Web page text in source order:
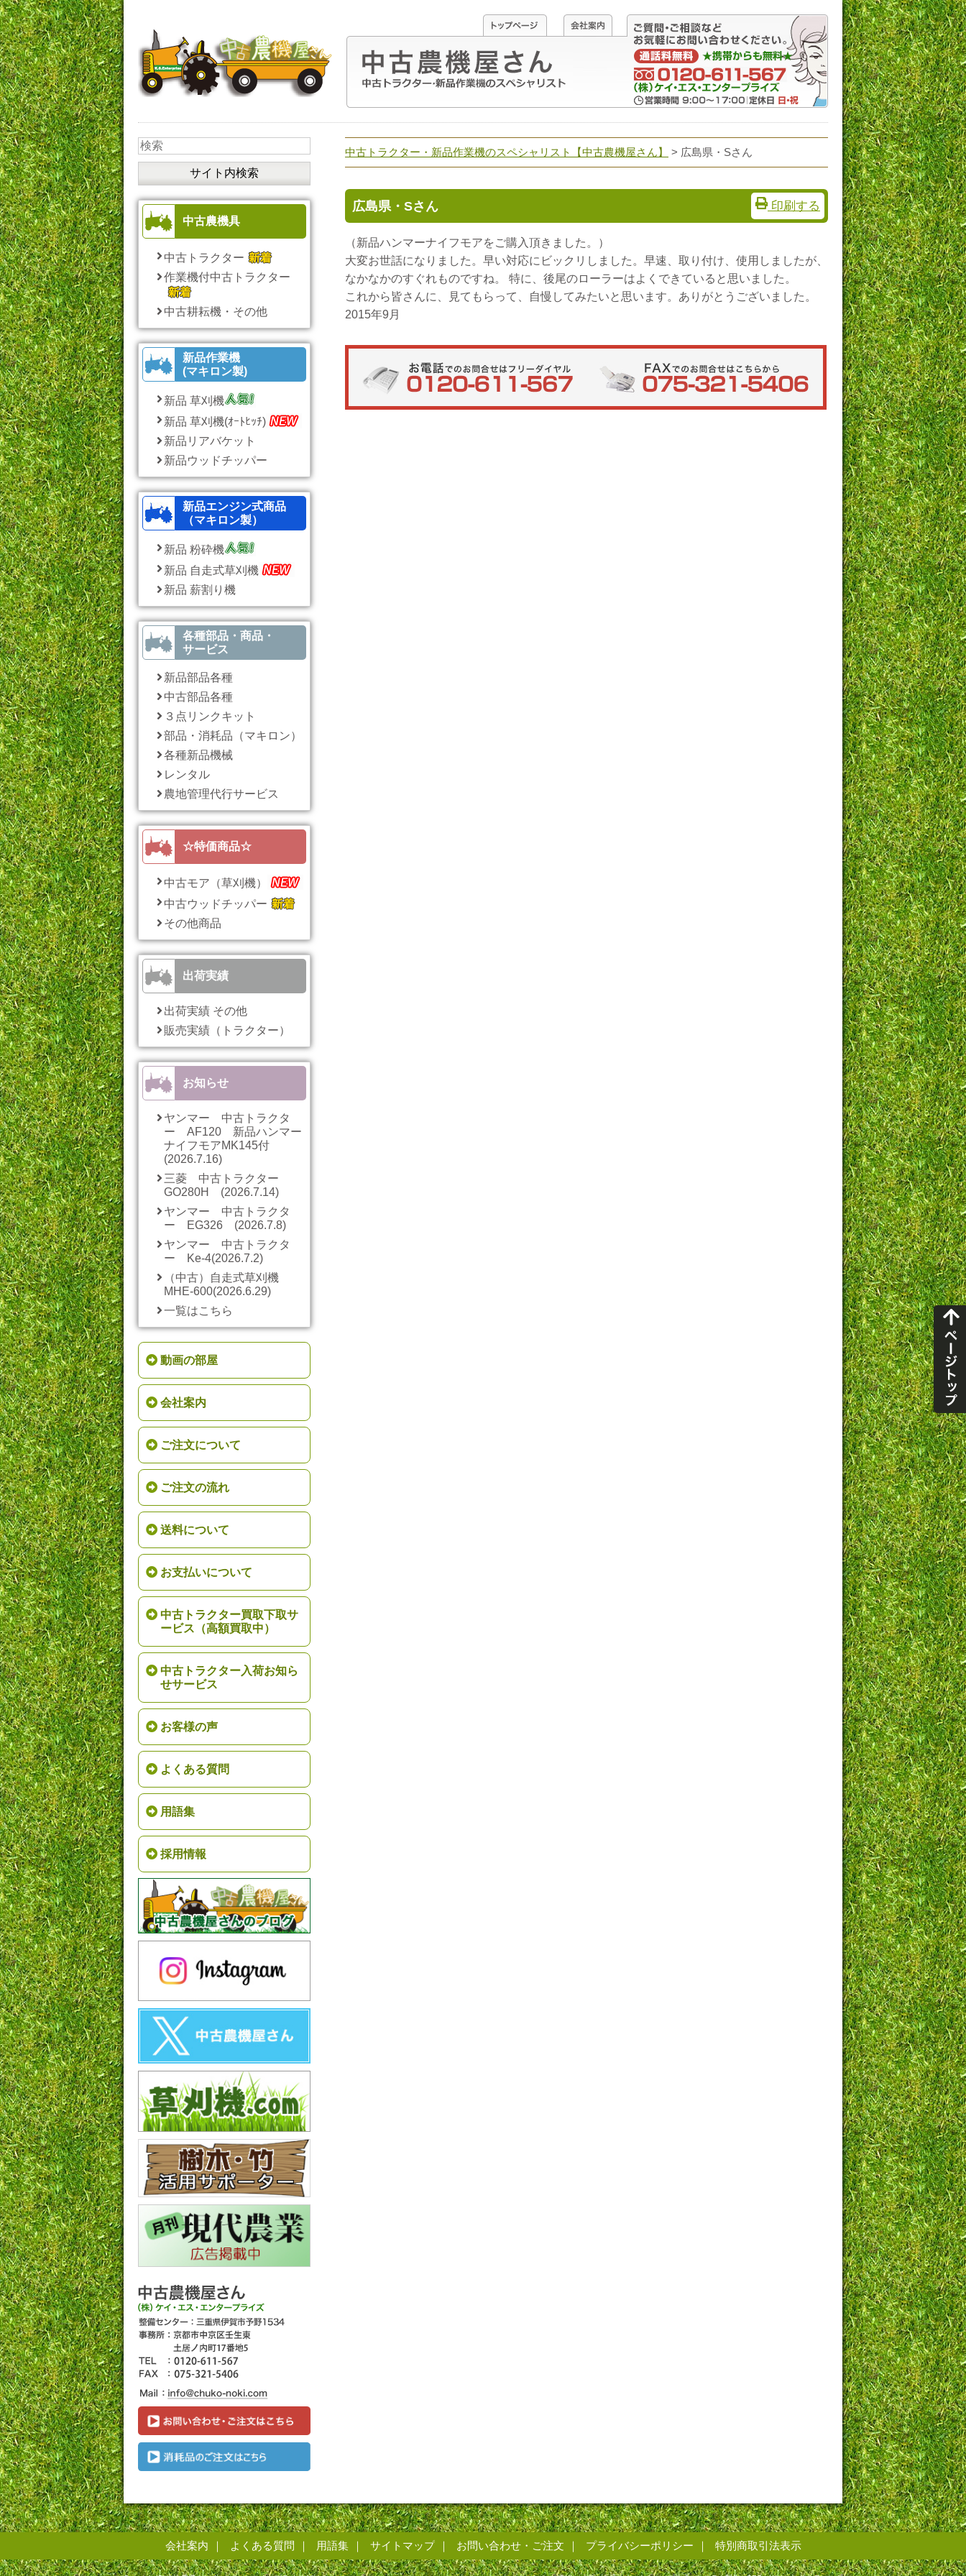
中古農機具
中古トラクター
作業機付中古トラクター
中古耕耘機・その他
新品作業機
(マキロン製)
新品 草刈機
新品 草刈機(ｵｰﾄﾋｯﾁ)
新品リアバケット
新品ウッドチッパー
新品エンジン式商品
（マキロン製）
新品 粉砕機
新品 自走式草刈機
新品 薪割り機
各種部品・商品・
サービス
新品部品各種
中古部品各種
３点リンクキット
部品・消耗品（マキロン）
各種新品機械
レンタル
農地管理代行サービス
☆特価商品☆
中古モア（草刈機）
中古ウッドチッパー
その他商品
出荷実績
出荷実績 その他
販売実績（トラクター）
お知らせ
ヤンマー 中古トラクタ
ー AF120 新品ハンマー
ナイフモアMK145付
(2026.7.16)
三菱 中古トラクター
GO280H (2026.7.14)
ヤンマー 中古トラクタ
ー EG326 (2026.7.8)
ヤンマー 中古トラクタ
ー Ke-4(2026.7.2)
（中古）自走式草刈機
MHE-600(2026.6.29)
一覧はこちら
動画の部屋
会社案内
ご注文について
ご注文の流れ
送料について
お支払いについて
中古トラクター買取下取サ
ービス（高額買取中）
中古トラクター入荷お知ら
せサービス
お客様の声
よくある質問
用語集
採用情報
中古トラクター・新品作業機のスペシャリスト【中古農機屋さん】 > 広島県・Sさん
広島県・Sさん 印刷する
（新品ハンマーナイフモアをご購入頂きました。）
大変お世話になりました。早い対応にビックリしました。早速、取り付け、使用しましたが、
なかなかのすぐれものですね。 特に、後尾のローラーはよくできていると思いました。
これから皆さんに、見てもらって、自慢してみたいと思います。ありがとうございました。
2015年9月
会社案内 よくある質問 用語集 サイトマップ お問い合わせ・ご注文 プライバシーポリシー 特別商取引法表示